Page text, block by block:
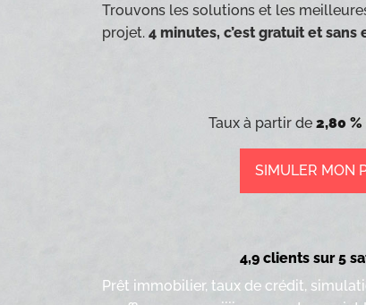
Trouvons les solutions et les
projet. 4 minutes, c’est gratuit et sans
Taux à partir de 2,80 %
SIMULER MON
4,9 clients sur 5
Prêt immobilier, taux de crédit,